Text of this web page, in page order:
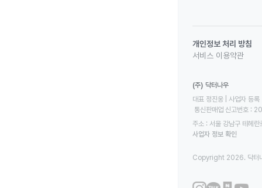
개인정보 처리 방침
서비스 이용약관
(주) 닥터나우
대표 정진웅 | 사업자
통신판매업 신고번호
주소 : 서울 강남구 테헤
사업자 정보 확인
Copyright 2026. 닥터